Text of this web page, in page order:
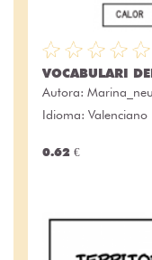
VOCABULARI
Autora:
Idioma: Valenciano
0.62 €